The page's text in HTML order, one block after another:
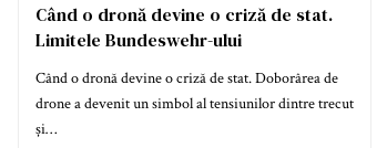
Când o dronă devine o criză de stat.
Limitele Bundeswehr-ului
Când o dronă devine o criză de stat. Doborârea de
drone a devenit un simbol al tensiunilor dintre trecut
și…